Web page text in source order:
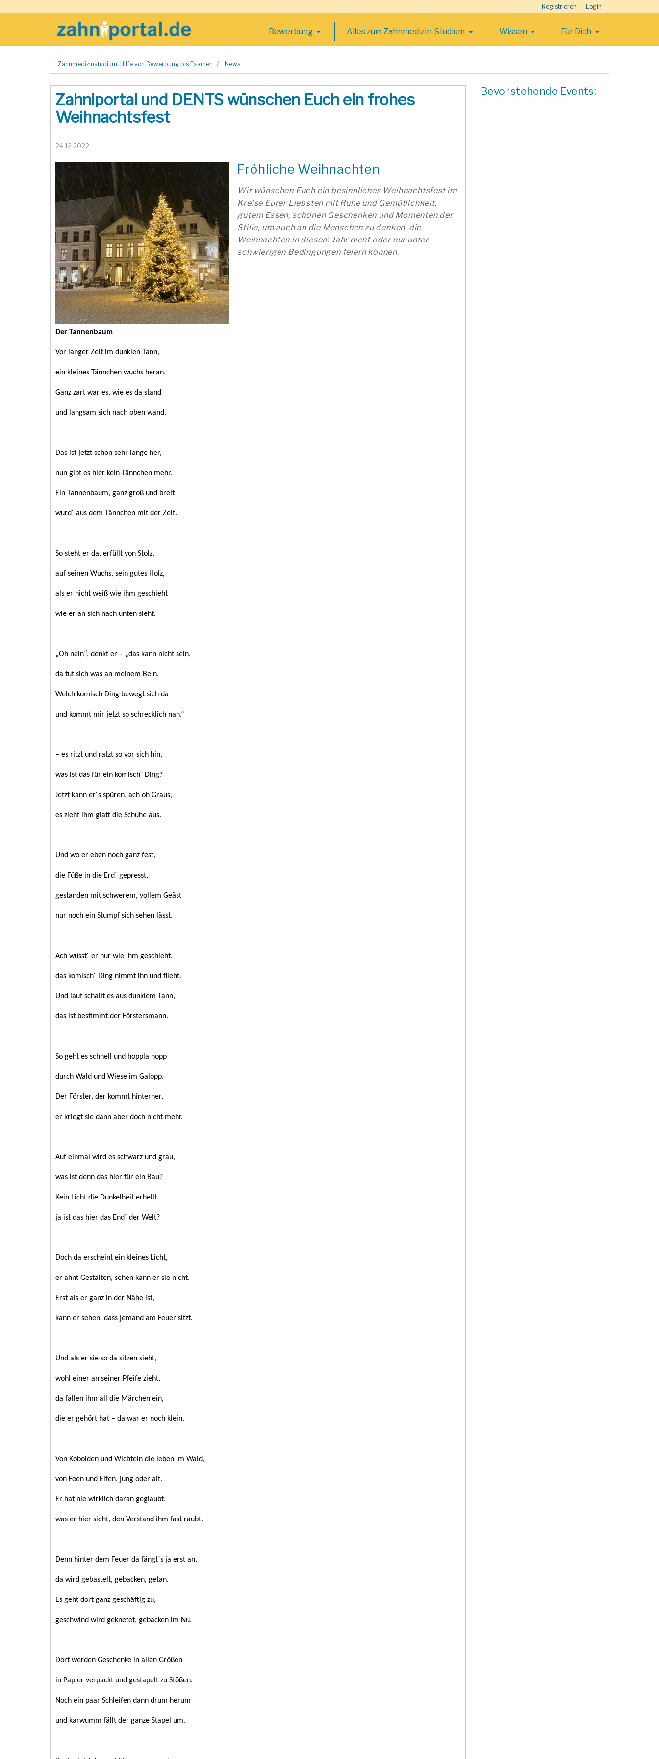
Registrieren Login
Bewerbung Alles zum Zahnmedizin-Studium Wissen Für Dich
Zahnmedizinstudium: Hilfe von Bewerbung bis Examen News
Zahniportal und DENTS wünschen Euch ein frohes
Weihnachtsfest
24.12.2022
Fröhliche Weihnachten
Wir wünschen Euch ein besinnliches Weihnachtsfest im
Kreise Eurer Liebsten mit Ruhe und Gemütlichkeit,
gutem Essen, schönen Geschenken und Momenten der
Stille, um auch an die Menschen zu denken, die
Weihnachten in diesem Jahr nicht oder nur unter
schwierigen Bedingungen feiern können.
Der Tannenbaum
Vor langer Zeit im dunklen Tann,
ein kleines Tännchen wuchs heran.
Ganz zart war es, wie es da stand
und langsam sich nach oben wand.
Das ist jetzt schon sehr lange her,
nun gibt es hier kein Tännchen mehr.
Ein Tannenbaum, ganz groß und breit
wurd´ aus dem Tännchen mit der Zeit.
So steht er da, erfüllt von Stolz,
auf seinen Wuchs, sein gutes Holz,
als er nicht weiß wie ihm geschieht
wie er an sich nach unten sieht.
„Oh nein“, denkt er – „das kann nicht sein,
da tut sich was an meinem Bein.
Welch komisch Ding bewegt sich da
und kommt mir jetzt so schrecklich nah.“
– es ritzt und ratzt so vor sich hin,
was ist das für ein komisch´ Ding?
Jetzt kann er´s spüren, ach oh Graus,
es zieht ihm glatt die Schuhe aus.
Und wo er eben noch ganz fest,
die Füße in die Erd´ gepresst,
gestanden mit schwerem, vollem Geäst
nur noch ein Stumpf sich sehen lässt.
Ach wüsst´ er nur wie ihm geschieht,
das komisch´ Ding nimmt ihn und flieht.
Und laut schallt es aus dunklem Tann,
das ist bestimmt der Förstersmann.
So geht es schnell und hoppla hopp
durch Wald und Wiese im Galopp.
Der Förster, der kommt hinterher,
er kriegt sie dann aber doch nicht mehr.
Auf einmal wird es schwarz und grau,
was ist denn das hier für ein Bau?
Kein Licht die Dunkelheit erhellt,
ja ist das hier das End´ der Welt?
Doch da erscheint ein kleines Licht,
er ahnt Gestalten, sehen kann er sie nicht.
Erst als er ganz in der Nähe ist,
kann er sehen, dass jemand am Feuer sitzt.
Und als er sie so da sitzen sieht,
wohl einer an seiner Pfeife zieht,
da fallen ihm all die Märchen ein,
die er gehört hat – da war er noch klein.
Von Kobolden und Wichteln die leben im Wald,
von Feen und Elfen, jung oder alt.
Er hat nie wirklich daran geglaubt,
was er hier sieht, den Verstand ihm fast raubt.
Denn hinter dem Feuer da fängt´s ja erst an,
da wird gebastelt, gebacken, getan.
Es geht dort ganz geschäftig zu,
geschwind wird geknetet, gebacken im Nu.
Dort werden Geschenke in allen Größen
in Papier verpackt und gestapelt zu Stößen.
Noch ein paar Schleifen dann drum herum
und karwumm fällt der ganze Stapel um.
Bevorstehende Events: